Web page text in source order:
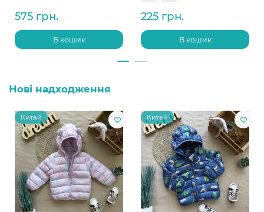
575 грн.
В кошик
225 грн.
В кошик
Нові надходження
Китай Китай